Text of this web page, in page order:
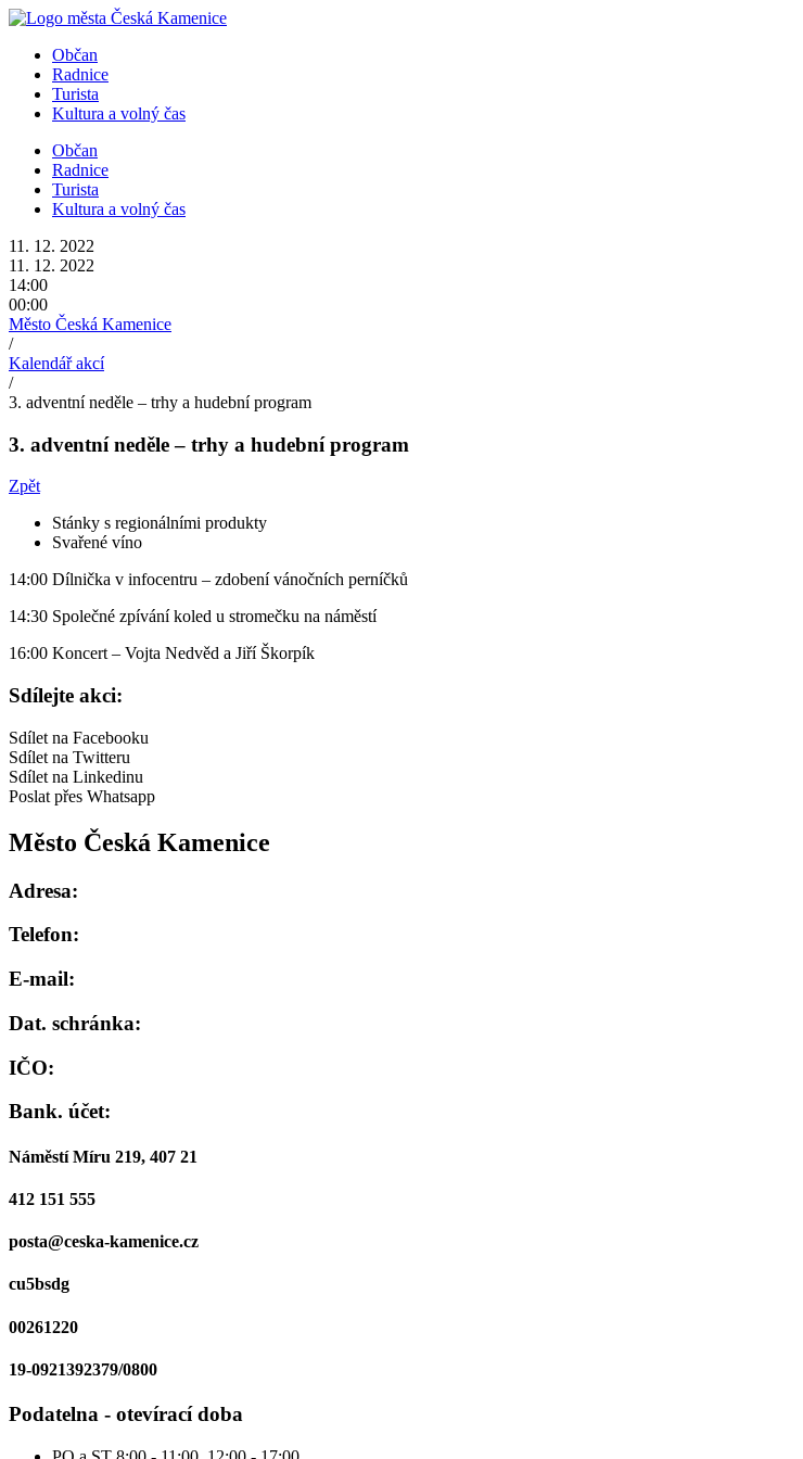
Přejít
obsahuObčan
Radnice
Turista
Kultura a volný čas
Občan
Radnice
Turista
Kultura a volný čas
11. 12. 2022
11. 12. 2022
14:00
00:00
Město Česká Kamenice
/
Kalendář akcí
/
3. adventní neděle – trhy a hudební program
3. adventní neděle – trhy a hudební program
Zpět
Stánky s regionálními produkty
Svařené víno
14:00 Dílnička v infocentru – zdobení vánočních perníčků
14:30 Společné zpívání koled u stromečku na náměstí
16:00 Koncert – Vojta Nedvěd a Jiří Škorpík
Sdílejte akci:
Sdílet na Facebooku
Sdílet na Twitteru
Sdílet na Linkedinu
Poslat přes Whatsapp
Město Česká Kamenice
Adresa:
Telefon:
E-mail:
Dat. schránka:
IČO:
Bank. účet:
Náměstí Míru 219, 407 21
412 151 555
posta@ceska-kamenice.cz
cu5bsdg
00261220
19-0921392379/0800
Podatelna - otevírací doba